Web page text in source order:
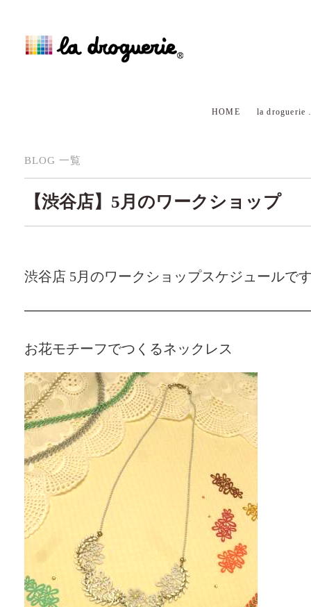
HOME la droguerie
BLOG 一覧
【渋谷店】5月のワークショップ
渋谷店 5月のワークショップスケジュールで
お花モチーフでつくるネックレス